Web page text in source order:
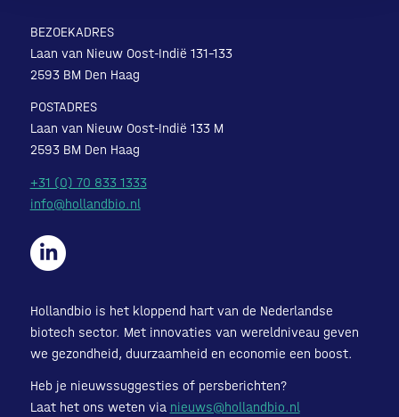
BEZOEKADRES
Laan van Nieuw Oost-Indië 131-133
2593 BM Den Haag
POSTADRES
Laan van Nieuw Oost-Indië 133 M
2593 BM Den Haag
+31 (0) 70 833 1333
info@hollandbio.nl
Hollandbio is het kloppend hart van de Nederlandse
biotech sector. Met innovaties van wereldniveau geven
we gezondheid, duurzaamheid en economie een boost.
Heb je nieuwssuggesties of persberichten?
Laat het ons weten via nieuws@hollandbio.nl